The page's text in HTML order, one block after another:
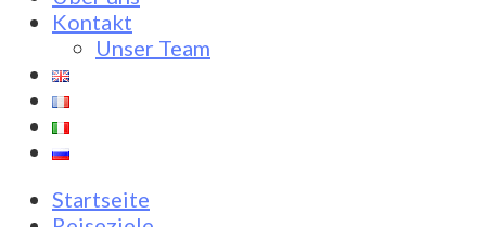
Kontakt
Unser Team
Startseite